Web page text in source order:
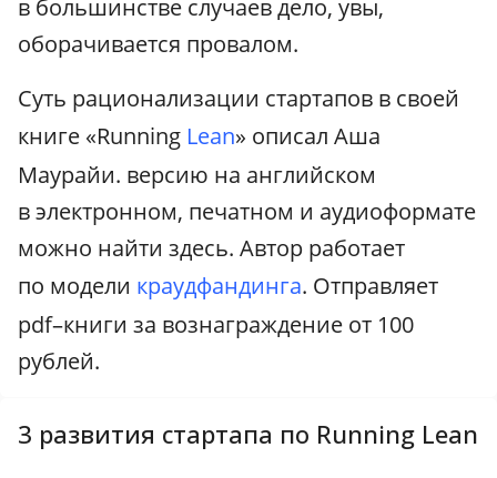
в большинстве случаев дело, увы,
оборачивается провалом.
Суть рационализации стартапов в своей
книге «Running Lean» описал Аша
Маурайи. версию на английском
в электронном, печатном и аудиоформате
можно найти здесь. Автор работает
по модели краудфандинга. Отправляет
pdf–книги за вознаграждение от 100
рублей.
3 развития стартапа по Running Lean